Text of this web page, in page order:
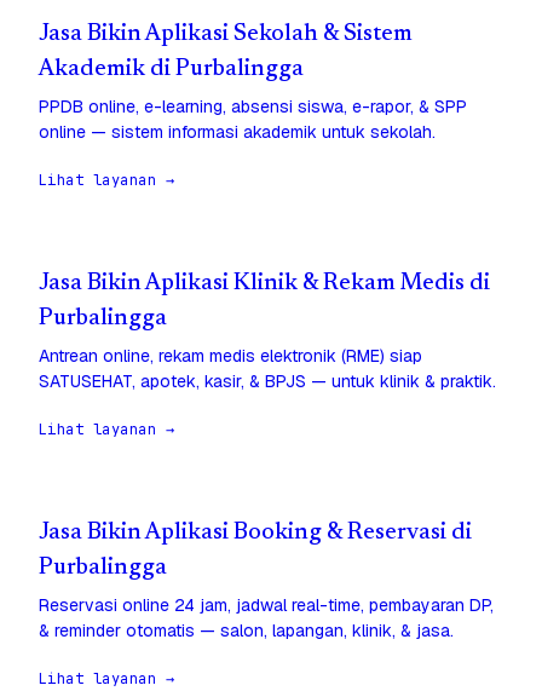
Jasa Bikin Aplikasi Sekolah & Sistem
Akademik di Purbalingga
PPDB online, e-learning, absensi siswa, e-rapor, & SPP
online — sistem informasi akademik untuk sekolah.
Lihat layanan →
Jasa Bikin Aplikasi Klinik & Rekam Medis di
Purbalingga
Antrean online, rekam medis elektronik (RME) siap
SATUSEHAT, apotek, kasir, & BPJS — untuk klinik & praktik.
Lihat layanan →
Jasa Bikin Aplikasi Booking & Reservasi di
Purbalingga
Reservasi online 24 jam, jadwal real-time, pembayaran DP,
& reminder otomatis — salon, lapangan, klinik, & jasa.
Lihat layanan →